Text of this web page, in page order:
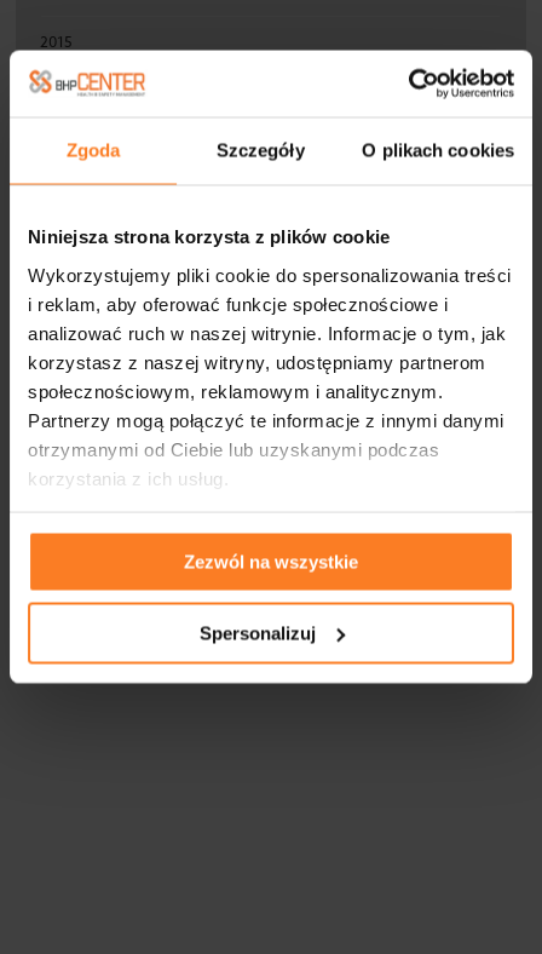
Zgoda Szczegóły O plikach cookies
Niniejsza strona korzysta z plików cookie
Wykorzystujemy pliki cookie do spersonalizowania treści
i reklam, aby oferować funkcje społecznościowe i
analizować ruch w naszej witrynie. Informacje o tym, jak
korzystasz z naszej witryny, udostępniamy partnerom
społecznościowym, reklamowym i analitycznym.
Partnerzy mogą połączyć te informacje z innymi danymi
otrzymanymi od Ciebie lub uzyskanymi podczas
korzystania z ich usług.
Zezwól na wszystkie
Spersonalizuj
2015
2014
2013
2011
2010
FIRMY WSPÓŁPRACUJĄCE